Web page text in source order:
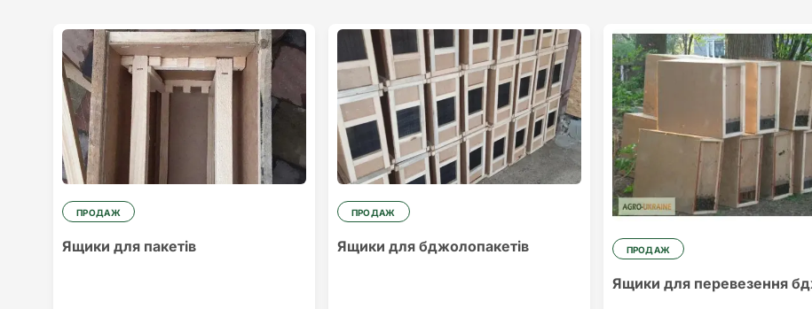
ПРОДАЖ
Ящики для пакетів
ПРОДАЖ
Ящики для бджолопакетів ПРОДАЖ
Ящики для перевезення